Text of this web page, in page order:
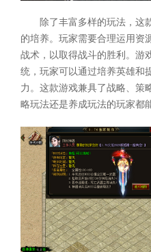
除了丰富多样的玩法，这
的培养。玩家需要合理运用资
战术，以取得战斗的胜利。游
统，玩家可以通过培养英雄和
力。这款游戏兼具了战略、策
略玩法还是养成玩法的玩家都